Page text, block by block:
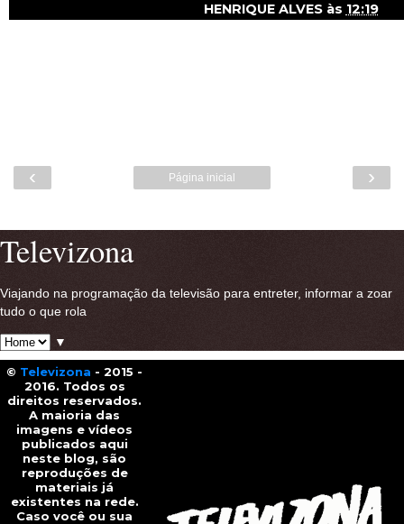
HENRIQUE ALVES às 12:19
‹ ›
Página inicial
Televizona
Viajando na programação da televisão para entreter, informar a zoar
tudo o que rola
▼
© Televizona - 2015 -
2016. Todos os
direitos reservados.
A maioria das
imagens e vídeos
publicados aqui
neste blog, são
reproduções de
materiais já
existentes na rede.
Caso você ou sua